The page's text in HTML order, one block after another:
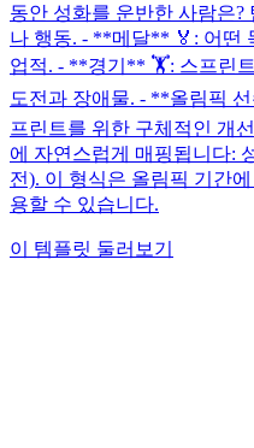
동안 성화를 운반한 사람은?
나 행동. - **메달** 🏅: 어떤
업적. - **경기** 🏋️: 스프린
도전과 장애물. - **올림픽
프린트를 위한 구체적인 개
에 자연스럽게 매핑됩니다:
전). 이 형식은 올림픽 기간
용할 수 있습니다.
이 템플릿 둘러보기